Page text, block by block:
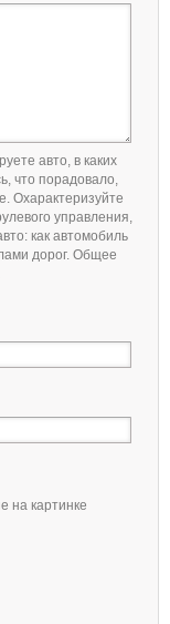
авто, в каких
что порадовало,
Охарактеризуйте
управления,
как автомобиль
дорог. Общее
на картинке